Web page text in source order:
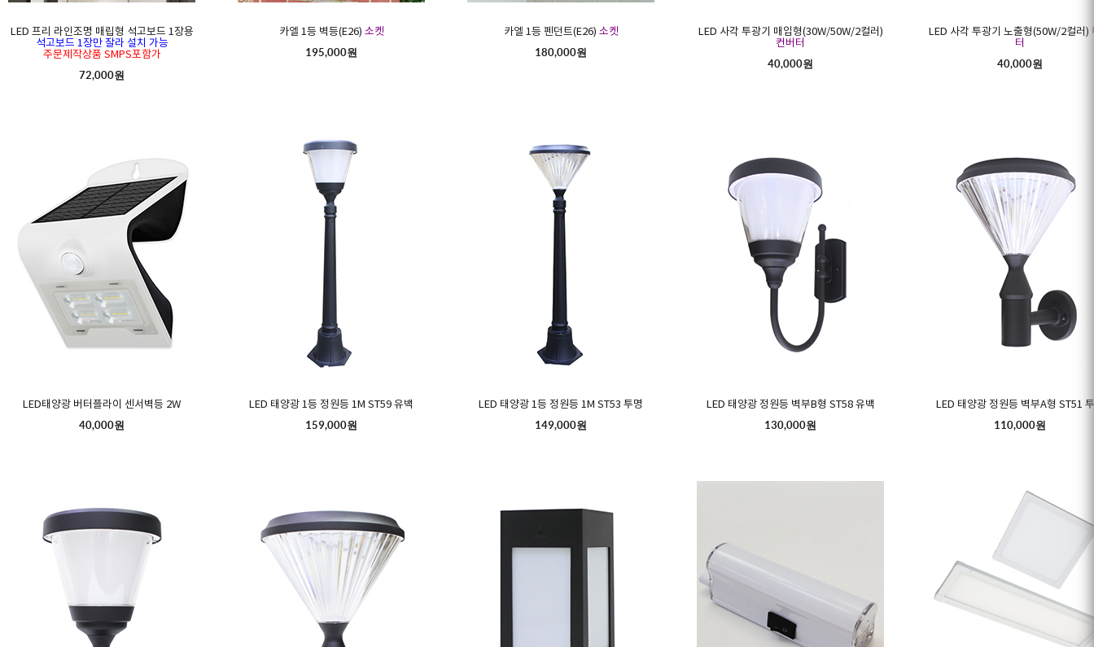
LED 프리 라인조명 매립형 석고보드 1장용
석고보드 1장만 잘라 설치 가능
주문제작상품 SMPS포함가
72,000원
카엘 1등 벽등(E26) 소켓
195,000원
카엘 1등 펜던트(E26) 소켓
180,000원
LED 사각 투광기 매입형(30W/50W/2컬러)
컨버터
40,000원
LED 사각 투광기 노출형(50W/2컬러)
터
40,000원
LED태양광 버터플라이 센서벽등 2W
40,000원
LED 태양광 1등 정원등 1M ST59 유백
159,000원
LED 태양광 1등 정원등 1M ST53 투명
149,000원
LED 태양광 정원등 벽부B형 ST58 유백
130,000원
LED 태양광 정원등 벽부A형 ST51
110,000원